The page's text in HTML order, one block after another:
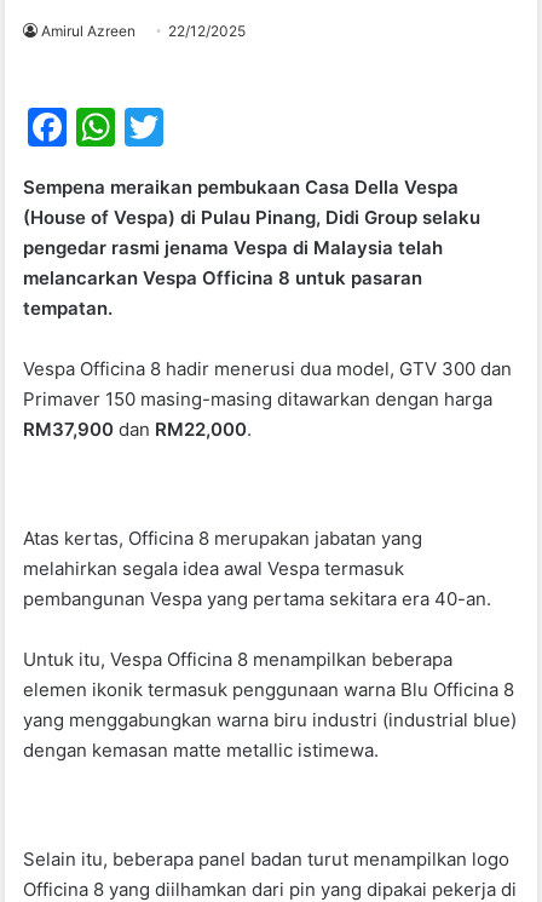
Amirul Azreen 22/12/2025
F
c
e
b
o
o
k
W
at
s
A
p
itt
er
Sempena meraikan pembukaan Casa Della Vespa
(House of Vespa) di Pulau Pinang, Didi Group selaku
pengedar rasmi jenama Vespa di Malaysia telah
melancarkan Vespa Officina 8 untuk pasaran
tempatan.
Vespa Officina 8 hadir menerusi dua model, GTV 300 dan
Primaver 150 masing-masing ditawarkan dengan harga
RM37,900 dan RM22,000.
Atas kertas, Officina 8 merupakan jabatan yang
melahirkan segala idea awal Vespa termasuk
pembangunan Vespa yang pertama sekitara era 40-an.
Untuk itu, Vespa Officina 8 menampilkan beberapa
elemen ikonik termasuk penggunaan warna Blu Officina 8
yang menggabungkan warna biru industri (industrial blue)
dengan kemasan matte metallic istimewa.
Selain itu, beberapa panel badan turut menampilkan logo
Officina 8 yang diilhamkan dari pin yang dipakai pekerja di